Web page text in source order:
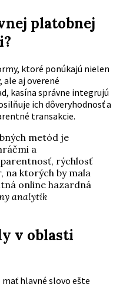
platobnej
ktoré ponúkajú nielen
aj overené
kasína správne integrujú
ich dôveryhodnosť a
transakcie.
metód je
a
rýchlosť
na ktorých by mala
online hazardná
analytik
v oblasti
mať hlavné slovo ešte